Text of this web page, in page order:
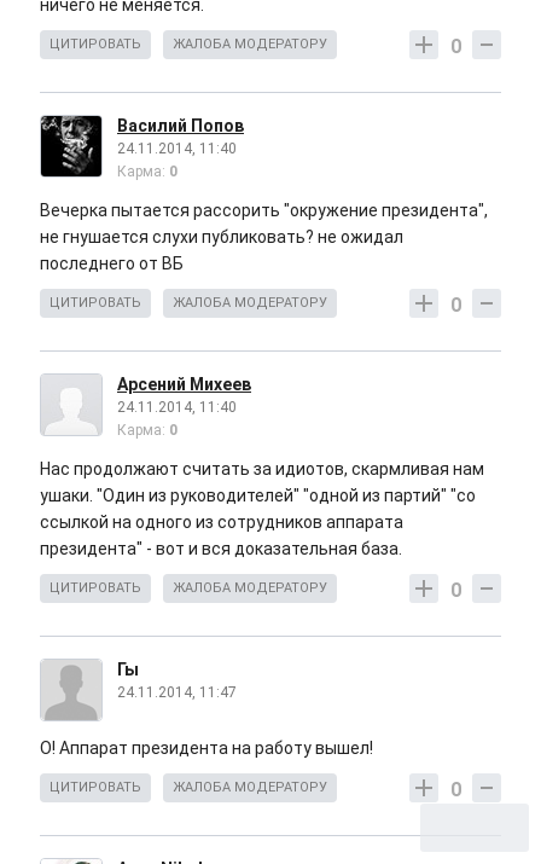
ничего не меняется.
0
ЦИТИРОВАТЬ ЖАЛОБА МОДЕРАТОРУ
Василий Попов
24.11.2014, 11:40
Карма: 0
Вечерка пытается рассорить "окружение президента",
не гнушается слухи публиковать? не ожидал
последнего от ВБ
0
ЦИТИРОВАТЬ ЖАЛОБА МОДЕРАТОРУ
Арсений Михеев
24.11.2014, 11:40
Карма: 0
Нас продолжают считать за идиотов, скармливая нам
ушаки. "Один из руководителей" "одной из партий" "со
ссылкой на одного из сотрудников аппарата
президента" - вот и вся доказательная база.
0
ЦИТИРОВАТЬ ЖАЛОБА МОДЕРАТОРУ
Гы
24.11.2014, 11:47
О! Аппарат президента на работу вышел!
0
ЦИТИРОВАТЬ ЖАЛОБА МОДЕРАТОРУ